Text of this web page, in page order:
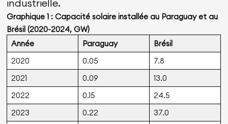
industrielle.
Graphique 1 : Capacité solaire installée au Paraguay et au
Brésil (2020-2024, GW)
Année
Paraguay
Brésil
2020
0.05
7.8
2021
0.09
13.0
2022
0.15
24.5
2023
0.22
37.0